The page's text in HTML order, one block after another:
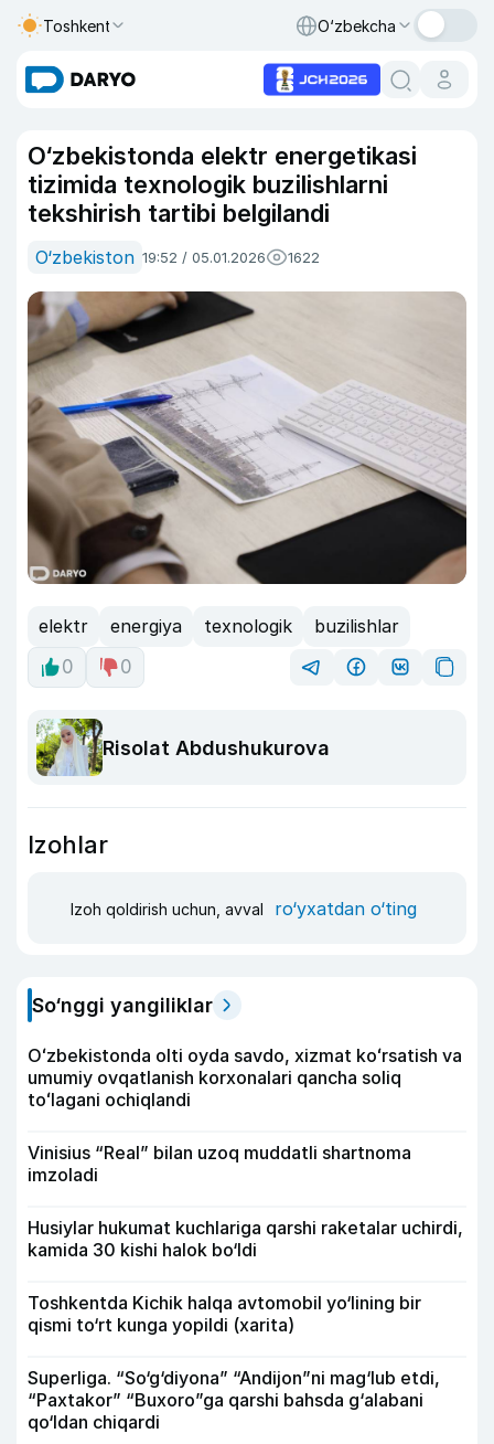
Toshkent O‘zbekcha
O‘zbekistonda elektr energetikasi
tizimida texnologik buzilishlarni
tekshirish tartibi belgilandi
O‘zbekiston 19:52 / 05.01.2026 1622
elektr energiya texnologik
buzilishlar
0
0
Risolat Abdushukurova
Izohlar
Izoh qoldirish uchun, avval ro‘yxatdan o‘ting
So‘nggi yangiliklar
Oʻzbekistonda olti oyda savdo, xizmat koʻrsatish va
umumiy ovqatlanish korxonalari qancha soliq
toʻlagani ochiqlandi
Vinisius “Real” bilan uzoq muddatli shartnoma
imzoladi
Husiylar hukumat kuchlariga qarshi raketalar uchirdi,
kamida 30 kishi halok bo‘ldi
Toshkentda Kichik halqa avtomobil yo‘lining bir
qismi to‘rt kunga yopildi (xarita)
Superliga. “So‘g‘diyona” “Andijon”ni mag‘lub etdi,
“Paxtakor” “Buxoro”ga qarshi bahsda g‘alabani
qo‘ldan chiqardi